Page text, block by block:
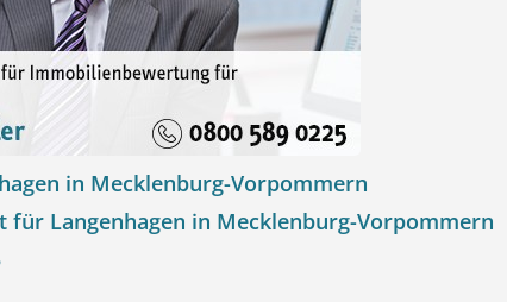
in Mecklenburg-Vorpommern
für Langenhagen in Mecklenburg-Vorpommern